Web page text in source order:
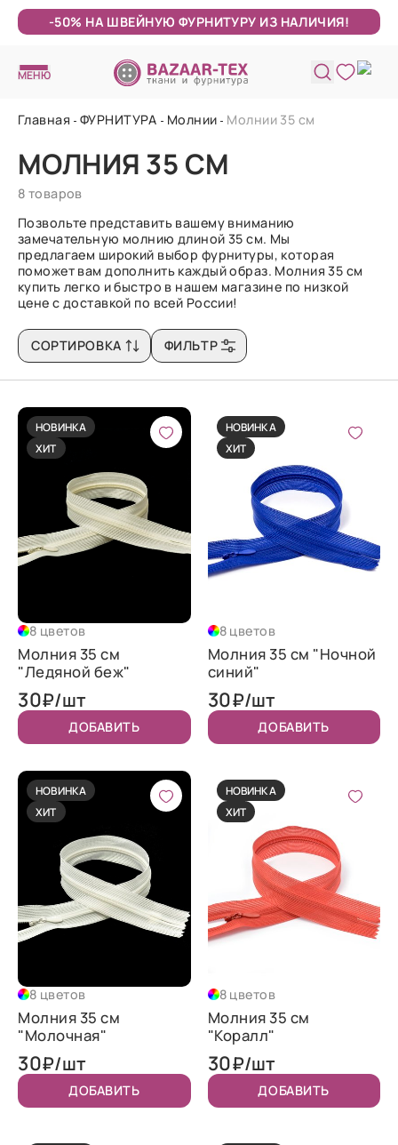
-50% НА ШВЕЙНУЮ ФУРНИТУРУ ИЗ НАЛИЧИЯ!
МЕНЮ
Главная ФУРНИТУРА Молнии Молнии 35 см
МОЛНИЯ 35 СМ
8 товаров
Позвольте представить вашему вниманию
замечательную молнию длиной 35 см. Мы
предлагаем широкий выбор фурнитуры, которая
поможет вам дополнить каждый образ. Молния 35 см
купить легко и быстро в нашем магазине по низкой
цене с доставкой по всей России!
СОРТИРОВКА ФИЛЬТР
НОВИНКА
ХИТ
8 цветов
Молния 35 см
"Ледяной беж"
30₽/шт
ДОБАВИТЬ
НОВИНКА
ХИТ
8 цветов
Молния 35 см "Ночной
синий"
30₽/шт
ДОБАВИТЬ
НОВИНКА
ХИТ
8 цветов
Молния 35 см
"Молочная"
30₽/шт
ДОБАВИТЬ
НОВИНКА
ХИТ
8 цветов
Молния 35 см
"Коралл"
30₽/шт
ДОБАВИТЬ